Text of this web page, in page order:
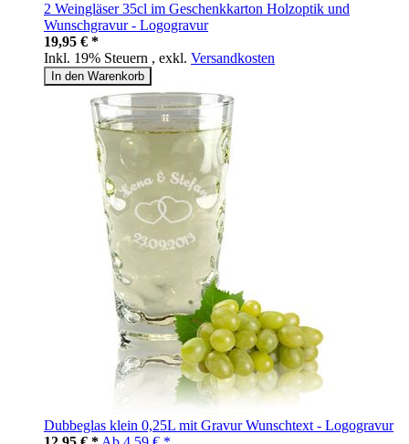
2 Weingläser 35cl im Geschenkkarton Holzoptik und
Wunschgravur - Logogravur
19,95 € *
Inkl. 19% Steuern , exkl. Versandkosten
In den Warenkorb
Dubbeglas klein 0,25L mit Gravur Wunschtext - Logogravur